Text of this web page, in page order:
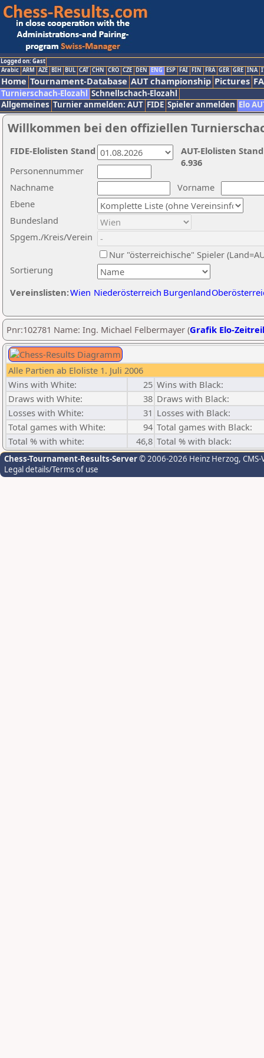
Logged on: Gast
Arabic ARM AZE BIH BUL CAT CHN CRO CZE DEN ENG ESP FAI FIN FRA GER GRE INA
Home Tournament-Database AUT championship Pictures
Turnierschach-Elozahl Schnellschach-Elozahl
Allgemeines Turnier anmelden: AUT FIDE Spieler anmelden Elo
Willkommen bei den offiziellen
Nachname
Vorname
Ebene
Sortierung
Personennummer
Bundesland
Spgem./Kreis/Verein
Nur "österreichische" Spieler
Vereinslisten:Wien Niederösterreich Burgenland
AUT-Elolisten
6.936
FIDE-Elolisten Stand
Pnr:102781 Name: Ing. Michael Felbermayer (Grafik Elo-
Alle Partien ab Eloliste 1. Juli 2006
Wins with White:
25 Wins with Black:
Draws with White:
38 Draws with Black:
Losses with White:
31 Losses with Black:
Total games with White:
94 Total games with Black:
Total % with white:
46,8 Total % with black:
Chess-Tournament-Results-Server© 2006-2026 Heinz Herzog,
Legal details/Terms of use